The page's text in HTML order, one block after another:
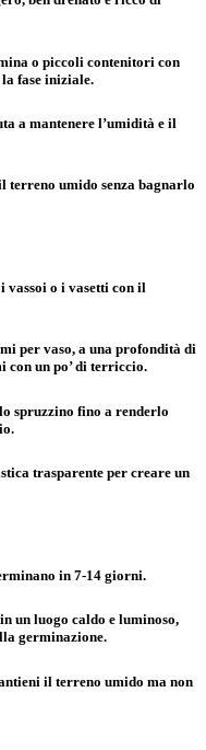
o piccoli contenitori con
fase iniziale.
a mantenere l’umidità e il
terreno umido senza bagnarlo
vassoi o i vasetti con il
per vaso, a una profondità di
con un po’ di terriccio.
spruzzino fino a renderlo
trasparente per creare un
in 7-14 giorni.
un luogo caldo e luminoso,
germinazione.
il terreno umido ma non